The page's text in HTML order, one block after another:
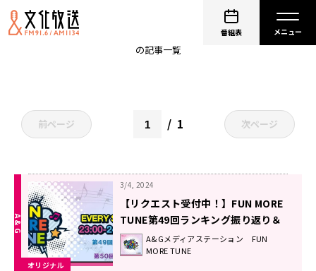
番組表
中田花奈 feat. ぽんのみちオールスターズ
の記事一覧
前ページ 1 次ページ
オリジナル
3/4, 2024
【リクエスト受付中！】FUN MORE
TUNE第49回ランキング振り返り＆
第50回 注目楽曲紹介
A&Gメディアステーション FUN
MORE TUNE